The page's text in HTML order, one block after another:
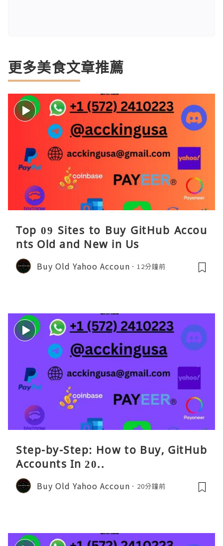
更多美食文章推薦
Top 09 Sites to Buy GitHub Accou
nts Old and New in Us
Buy Old Yahoo Accoun 12分鐘前
Step-by-Step: How to Buy, GitHub
Accounts In 20..
Buy Old Yahoo Accoun 20分鐘前